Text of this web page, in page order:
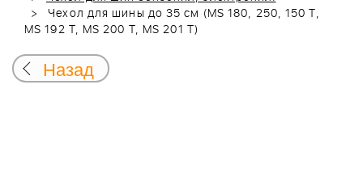
Чехол для шины до 35 см (MS 180, 250, 150 T,
MS 192 T, MS 200 T, MS 201 T)
Назад